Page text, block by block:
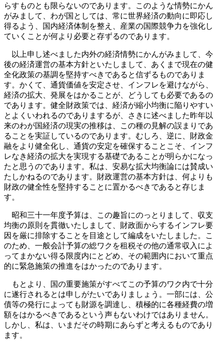
らすものとも限らないのであります。このような情勢にかん
がみまして、わが国としては、常に世界経済の動向に即応し
得るよう、国内経済体制を整え、産業の国際競争力を強化し
ていくことが何より必要と存ずるのであります。
以上申し述べました内外の経済情勢にかんがみまして、今
後の経済運営の基本方針といたしまして、あくまで現在の健
全化政策の基調を堅持すべきであると信ずるものでありま
す。かくて、通貨価値を安定させ、インフレを避けながら、
経済の拡大、発展をはかることが、どうしても必要であるの
であります。健全財政策では、経済が縮小均衡に陥りやすい
とよくいわれるのでありまするが、さきに述べました昨年以
来のわが国経済の現実の推移は、この種の見解の誤まりであ
ることを実証しているのであります。むしろ、逆に、財政金
融をより健全化し、通貨の安定を確保することこそ、インフ
レなき経済の拡大を実現する基礎であることが明らかになっ
たと思うのであります。私は、安易な拡大均衡論には賛成い
たしかねるのであります。財政運営の基本方針は、何よりも
財政の健全性を堅持することに置かるべきであると存じま
す。
昭和三十一年度予算は、この趣旨にのっとりまして、収支
均衡の原則を貫徹いたしまして、財政面からするインフレ要
因を厳に排除することを目途として編成をいたしました。こ
のため、一般会計予算の総ワクを租税その他の通常収入によ
ってまかない得る限度内にとどめ、その範囲内において重点
的に緊急施策の推進をはかったのであります。
もとより、国の重要施策がすべてこの予算のワク内で十分
に遂行されるとは申しがたいでありましょう。一部には、公
債等の発行によっても財源を調達し、積極的に各種経費の増
額をはかるべきであるという声もないわけではありません。
しかし、私は、いまだその時期にあらずと考えるものであり
ます。